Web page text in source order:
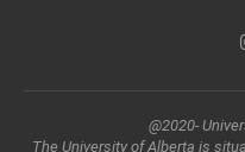
@2020-
The University of Alberta is